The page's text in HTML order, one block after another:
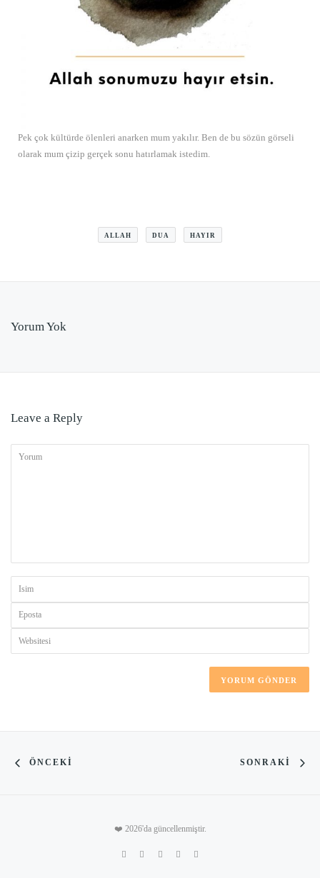
Pek çok kültürde ölenleri anarken mum yakılır. Ben de bu sözün görseli
olarak mum çizip gerçek sonu hatırlamak istedim.
ALLAH DUA HAYIR
Yorum Yok
Leave a Reply
ÖNCEKI SONRAKI
❤️ 2026'da güncellenmiştir.